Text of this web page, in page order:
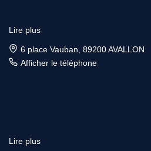
Lire plus
6 place Vauban, 89200 AVALLON
Afficher le téléphone
Lire plus